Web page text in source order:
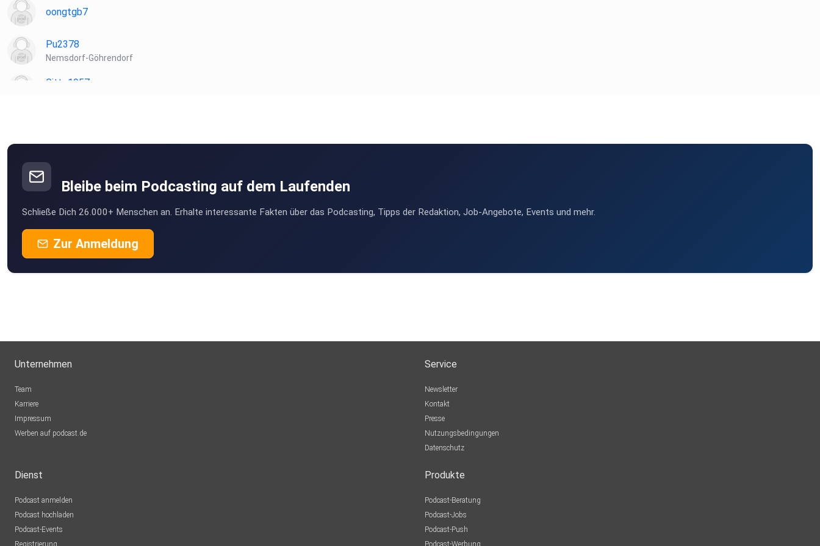
oongtgb7
Pu2378
Nemsdorf-Göhrendorf
Gitte1957
Maro68
Laudenbach
TomMcGraw
Nürnberg
CoolBerth
Erfurt
Maxmica
xawrdqok
Franzel07
Bleibe beim Podcasting auf dem Laufenden
Schließe Dich 26.000+ Menschen an. Erhalte interessante Fakten über das Podcasting, Tipps der Redaktion, Job-Angebote, Events und mehr.
Zur Anmeldung
Unternehmen
Team
Karriere
Impressum
Werben auf podcast.de
Service
Newsletter
Kontakt
Presse
Nutzungsbedingungen
Datenschutz
Dienst
Podcast anmelden
Podcast hochladen
Podcast-Events
Registrierung
Produkte
Podcast-Beratung
Podcast-Jobs
Podcast-Push
Podcast-Werbung